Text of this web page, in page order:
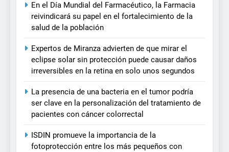
En el Día Mundial del Farmacéutico, la Farmacia
reivindicará su papel en el fortalecimiento de la
salud de la población
Expertos de Miranza advierten de que mirar el
eclipse solar sin protección puede causar daños
irreversibles en la retina en solo unos segundos
La presencia de una bacteria en el tumor podría
ser clave en la personalización del tratamiento de
pacientes con cáncer colorrectal
ISDIN promueve la importancia de la
fotoprotección entre los más pequeños con